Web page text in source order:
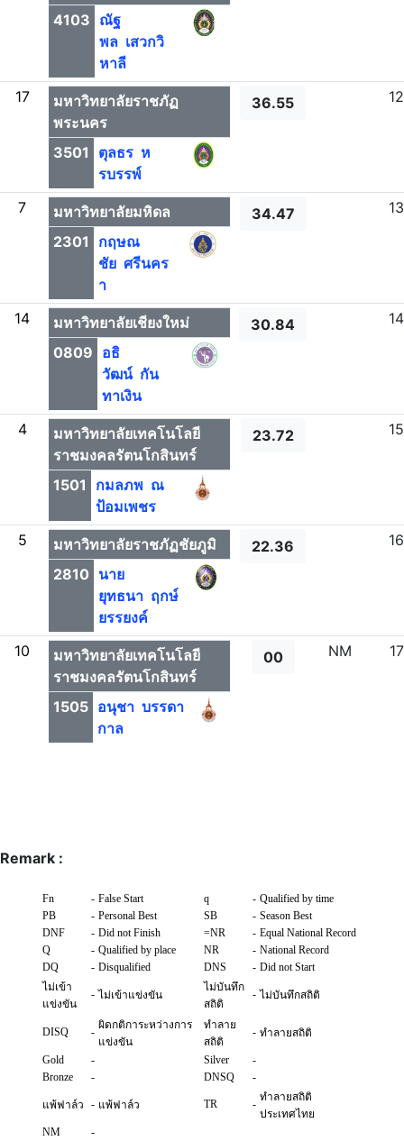
4103 ณัฐ
พล เสวกวิ
หาลี
17
มหาวิทยาลัยราชภัฏ
พระนคร
3501
ตุลธร ห
รบรรพ์
36.55 12
7
มหาวิทยาลัยมหิดล
2301
กฤษณ
ชัย ศรีนคร
า
34.47 13
14
มหาวิทยาลัยเชียงใหม่
0809 อธิ
วัฒน์ กัน
ทาเงิน
30.84 14
4
มหาวิทยาลัยเทคโนโลยี
ราชมงคลรัตนโกสินทร์
1501
กมลภพ ณ
ป้อมเพชร
23.72 15
5
มหาวิทยาลัยราชภัฏชัยภูมิ
2810 นาย
ยุทธนา ฤกษ์
ยรรยงค์
22.36 16
10
มหาวิทยาลัยเทคโนโลยี
ราชมงคลรัตนโกสินทร์
1505 อนุชา บรรดา
กาล
00 NM 17
Remark :
Fn - False Start q - Qualified by time
PB
- Personal Best SB - Season Best
DNF
- Did not Finish =NR - Equal National Record
Q
- Qualified by place NR - National Record
DQ
- Disqualified DNS - Did not Start
ไม่เข้า
แข่งขัน
- ไม่เข้าแข่งขัน
ไม่บันทึก
สถิติ
- ไม่บันทึกสถิติ
DISQ -
ผิดกติการะหว่างการ
แข่งขัน
ทำลาย
สถิติ
- ทำลายสถิติ
Gold - Silver
-
Bronze
- DNSQ -
แพ้ฟาล์ว - แพ้ฟาล์ว TR -
ทำลายสถิติ
ประเทศไทย
NM
-